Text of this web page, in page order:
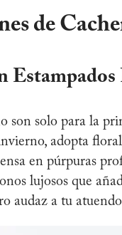
de
Estampados
son solo para la
adopta
en púrpuras
lujosos que
audaz a tu